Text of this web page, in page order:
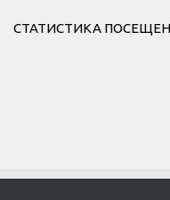
СТАТИСТИКА